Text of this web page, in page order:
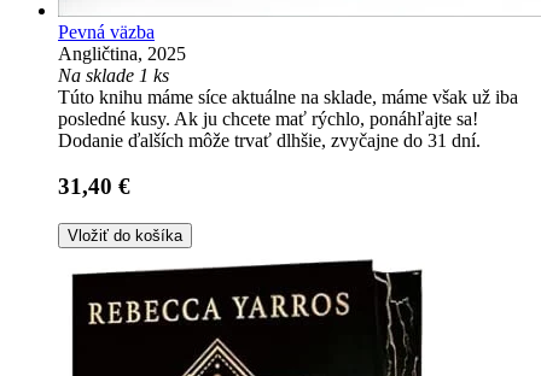
Pevná väzba
Angličtina, 2025
Na sklade 1 ks
Túto knihu máme síce aktuálne na sklade, máme však už iba
posledné kusy. Ak ju chcete mať rýchlo, ponáhľajte sa!
Dodanie ďalších môže trvať dlhšie, zvyčajne do 31 dní.
31,40 €
Vložiť do košíka